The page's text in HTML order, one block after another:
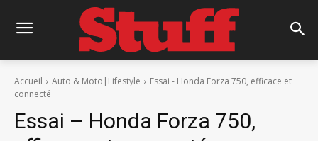
Accueil Auto & Moto|Lifestyle
Essai - Honda Forza 750, efficace et
connecté
Essai – Honda Forza 750,